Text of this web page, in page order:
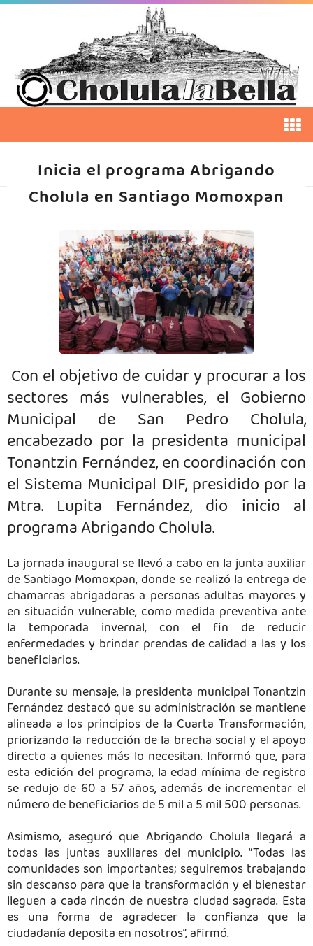
Inicia el programa Abrigando
Cholula en Santiago Momoxpan
Con el objetivo de cuidar y procurar a los
sectores más vulnerables, el Gobierno
Municipal de San Pedro Cholula,
encabezado por la presidenta municipal
Tonantzin Fernández, en coordinación con
el Sistema Municipal DIF, presidido por la
Mtra. Lupita Fernández, dio inicio al
programa Abrigando Cholula.
La jornada inaugural se llevó a cabo en la junta auxiliar
de Santiago Momoxpan, donde se realizó la entrega de
chamarras abrigadoras a personas adultas mayores y
en situación vulnerable, como medida preventiva ante
la temporada invernal, con el fin de reducir
enfermedades y brindar prendas de calidad a las y los
beneficiarios.
Durante su mensaje, la presidenta municipal Tonantzin
Fernández destacó que su administración se mantiene
alineada a los principios de la Cuarta Transformación,
priorizando la reducción de la brecha social y el apoyo
directo a quienes más lo necesitan. Informó que, para
esta edición del programa, la edad mínima de registro
se redujo de 60 a 57 años, además de incrementar el
número de beneficiarios de 5 mil a 5 mil 500 personas.
Asimismo, aseguró que Abrigando Cholula llegará a
todas las juntas auxiliares del municipio. “Todas las
comunidades son importantes; seguiremos trabajando
sin descanso para que la transformación y el bienestar
lleguen a cada rincón de nuestra ciudad sagrada. Esta
es una forma de agradecer la confianza que la
ciudadanía deposita en nosotros”, afirmó.